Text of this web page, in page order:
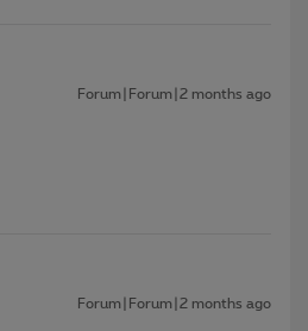
Forum|Forum|2 months ago
Forum|Forum|2 months ago